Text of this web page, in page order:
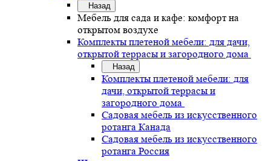
Назад
Мебель для сада и кафе: комфорт на
открытом воздухе
Комплекты плетеной мебели: для дачи,
открытой террасы и загородного дома
Назад
Комплекты плетеной мебели: для
дачи, открытой террасы и
загородного дома
Садовая мебель из искусственного
ротанга Канада
Садовая мебель из искусственного
ротанга Россия